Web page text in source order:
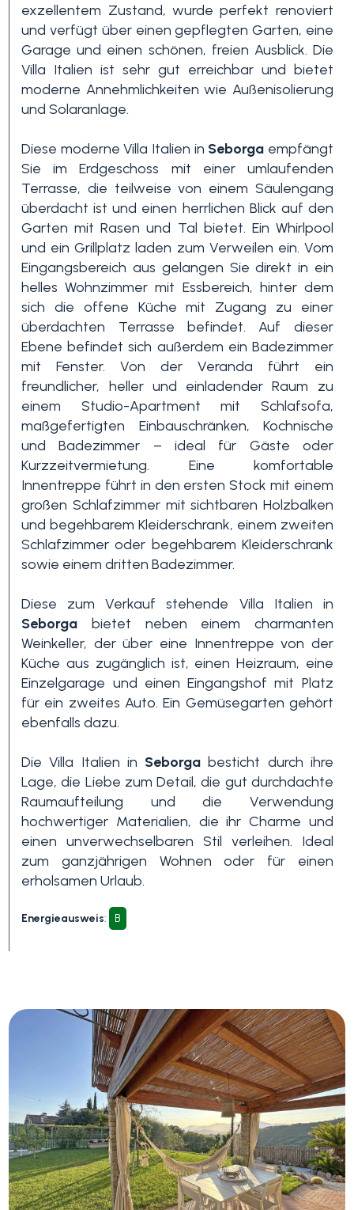
exzellentem Zustand, wurde perfekt renoviert
und verfügt über einen gepflegten Garten, eine
Garage und einen schönen, freien Ausblick. Die
Villa Italien ist sehr gut erreichbar und bietet
moderne Annehmlichkeiten wie Außenisolierung
und Solaranlage.
Diese moderne Villa Italien in Seborga empfängt
Sie im Erdgeschoss mit einer umlaufenden
Terrasse, die teilweise von einem Säulengang
überdacht ist und einen herrlichen Blick auf den
Garten mit Rasen und Tal bietet. Ein Whirlpool
und ein Grillplatz laden zum Verweilen ein. Vom
Eingangsbereich aus gelangen Sie direkt in ein
helles Wohnzimmer mit Essbereich, hinter dem
sich die offene Küche mit Zugang zu einer
überdachten Terrasse befindet. Auf dieser
Ebene befindet sich außerdem ein Badezimmer
mit Fenster. Von der Veranda führt ein
freundlicher, heller und einladender Raum zu
einem Studio-Apartment mit Schlafsofa,
maßgefertigten Einbauschränken, Kochnische
und Badezimmer – ideal für Gäste oder
Kurzzeitvermietung. Eine komfortable
Innentreppe führt in den ersten Stock mit einem
großen Schlafzimmer mit sichtbaren Holzbalken
und begehbarem Kleiderschrank, einem zweiten
Schlafzimmer oder begehbarem Kleiderschrank
sowie einem dritten Badezimmer.
Diese zum Verkauf stehende Villa Italien in
Seborga bietet neben einem charmanten
Weinkeller, der über eine Innentreppe von der
Küche aus zugänglich ist, einen Heizraum, eine
Einzelgarage und einen Eingangshof mit Platz
für ein zweites Auto. Ein Gemüsegarten gehört
ebenfalls dazu.
Die Villa Italien in Seborga besticht durch ihre
Lage, die Liebe zum Detail, die gut durchdachte
Raumaufteilung und die Verwendung
hochwertiger Materialien, die ihr Charme und
einen unverwechselbaren Stil verleihen. Ideal
zum ganzjährigen Wohnen oder für einen
erholsamen Urlaub.
Energieausweis: B
Alle
1
3+
Andere
Optionen
-
Mehrfachauswahl
Garten
Balkon / Terrasse
Aufzug
Schwimmbad